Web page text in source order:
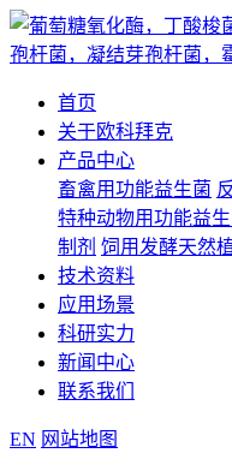
首页
关于欧科拜克
产品中心
畜禽用功能益生菌
特种动物用功能益
制剂 饲用发酵天然
技术资料
应用场景
科研实力
新闻中心
联系我们
EN 网站地图